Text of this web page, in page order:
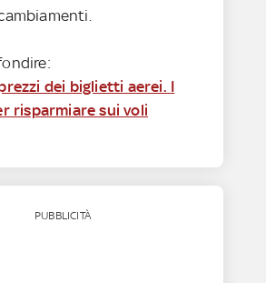
dei biglietti aerei. I
risparmiare sui voli
PUBBLICITÀ